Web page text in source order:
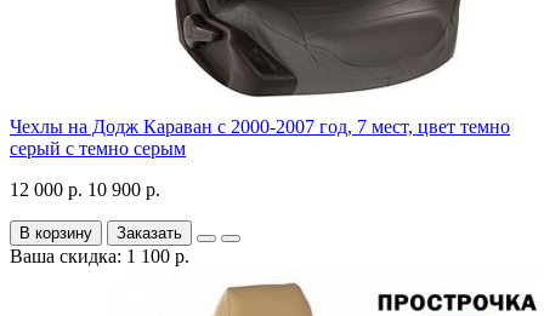
Чехлы на Додж Караван с 2000-2007 год, 7 мест, цвет темно
серый с темно серым
12 000 р. 10 900 р.
В корзину Заказать
Ваша скидка: 1 100 р.